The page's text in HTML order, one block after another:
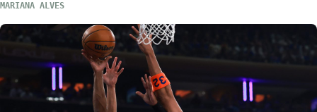
MARIANA ALVES